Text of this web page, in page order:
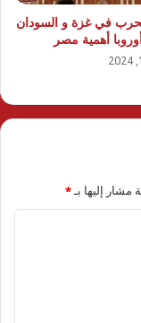
في غزة و السودان
أهمية مصر
مشار إليها بـ*